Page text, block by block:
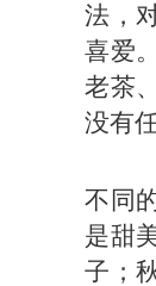
法，
喜爱
老茶
没有
不同
是甜
子；